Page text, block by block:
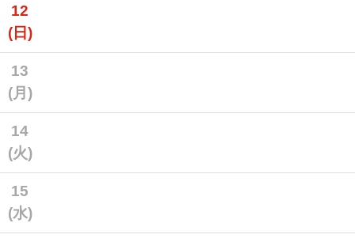
12
(日)
13
(月)
14
(火)
15
(水)